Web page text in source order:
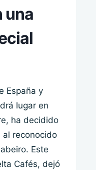
una
España y
lugar en
ha decidido
al reconocido
Este
Cafés, dejó